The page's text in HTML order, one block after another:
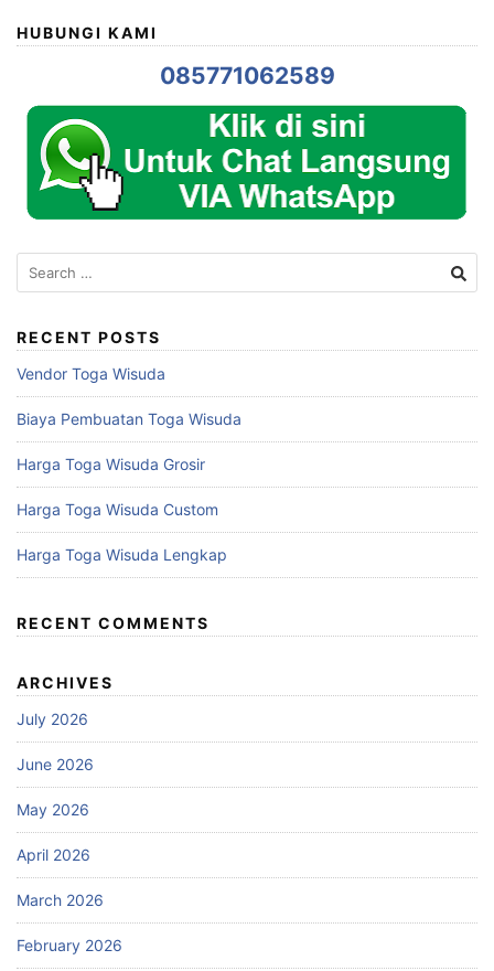
HUBUNGI KAMI
085771062589
Search
for:
RECENT POSTS
Vendor Toga Wisuda
Biaya Pembuatan Toga Wisuda
Harga Toga Wisuda Grosir
Harga Toga Wisuda Custom
Harga Toga Wisuda Lengkap
RECENT COMMENTS
ARCHIVES
July 2026
June 2026
May 2026
April 2026
March 2026
February 2026